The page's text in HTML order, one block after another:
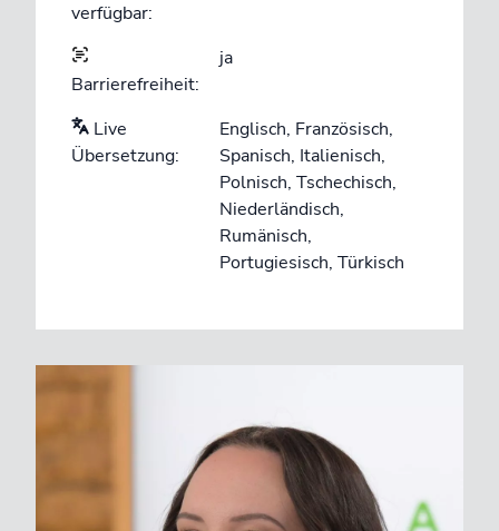
verfügbar:
Barrierefreiheit:
ja
Live
Übersetzung:
Englisch, Französisch,
Spanisch, Italienisch,
Polnisch, Tschechisch,
Niederländisch,
Rumänisch,
Portugiesisch, Türkisch